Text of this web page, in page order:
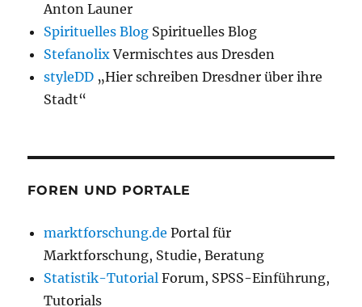
Anton Launer
Spirituelles Blog Spirituelles Blog
StefanolixVermischtes aus Dresden
styleDD „Hier schreiben Dresdner über ihre
Stadt“
FOREN UND PORTALE
marktforschung.de Portal für
Marktforschung, Studie, Beratung
Statistik-Tutorial Forum, SPSS-Einführung,
Tutorials